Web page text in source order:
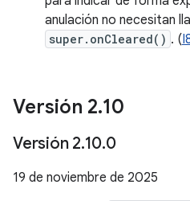
anulación no necesitan
super.onCleared() . (
Versión 2.10
Versión 2.10.0
19 de noviembre de 2025